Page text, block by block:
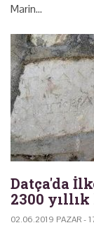
Marin…
Datça'da
2300
02.06.2019 PAZAR -